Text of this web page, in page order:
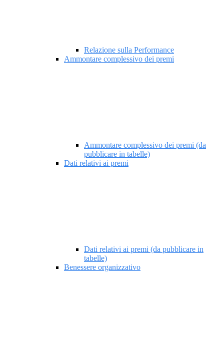
Relazione sulla Performance
Ammontare complessivo dei premi
Ammontare complessivo dei premi (da
pubblicare in tabelle)
Dati relativi ai premi
Dati relativi ai premi (da pubblicare in
tabelle)
Benessere organizzativo